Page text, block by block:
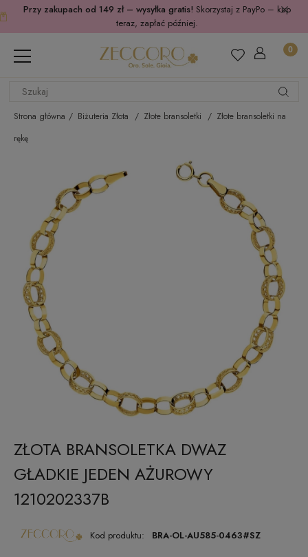
Przy zakupach od 149 zł – wysyłka gratis! Skorzystaj z PayPo – kup
teraz, zapłać później.
Strona główna Biżuteria Złota Złote bransoletki
Złote bransoletki na
rękę
ZŁOTA BRANSOLETKA DWAZ
GŁADKIE JEDEN AŻUROWY
1210202337B
Kod produktu: BRA-OL-AU585-0463#SZ